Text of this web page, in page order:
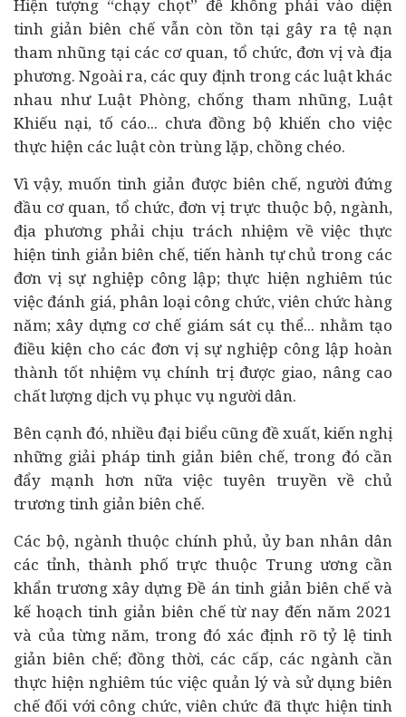
Hiện tượng “chạy chọt” để không phải vào diện
tinh giản biên chế vẫn còn tồn tại gây ra tệ nạn
tham nhũng tại các cơ quan, tổ chức, đơn vị và địa
phương. Ngoài ra, các quy định trong các luật khác
nhau như Luật Phòng, chống tham nhũng, Luật
Khiếu nại, tố cáo... chưa đồng bộ khiến cho việc
thực hiện các luật còn trùng lặp, chồng chéo.
Vì vậy, muốn tinh giản được biên chế, người đứng
đầu cơ quan, tổ chức, đơn vị trực thuộc bộ, ngành,
địa phương phải chịu trách nhiệm về việc thực
hiện tinh giản biên chế, tiến hành tự chủ trong các
đơn vị sự nghiệp công lập; thực hiện nghiêm túc
việc đánh giá, phân loại công chức, viên chức hàng
năm; xây dựng cơ chế giám sát cụ thể... nhằm tạo
điều kiện cho các đơn vị sự nghiệp công lập hoàn
thành tốt nhiệm vụ chính trị được giao, nâng cao
chất lượng dịch vụ phục vụ người dân.
Bên cạnh đó, nhiều đại biểu cũng đề xuất, kiến nghị
những giải pháp tinh giản biên chế, trong đó cần
đẩy mạnh hơn nữa việc tuyên truyền về chủ
trương tinh giản biên chế.
Các bộ, ngành thuộc chính phủ, ủy ban nhân dân
các tỉnh, thành phố trực thuộc Trung ương cần
khẩn trương xây dựng Đề án tinh giản biên chế và
kế hoạch tinh giản biên chế từ nay đến năm 2021
và của từng năm, trong đó xác định rõ tỷ lệ tinh
giản biên chế; đồng thời, các cấp, các ngành cần
thực hiện nghiêm túc việc quản lý và sử dụng biên
chế đối với công chức, viên chức đã thực hiện tinh